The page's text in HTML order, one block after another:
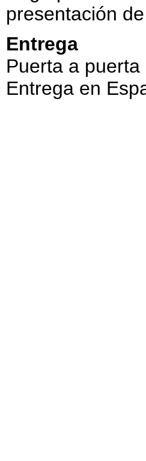
presentación
Entrega
Puerta a
Entrega en